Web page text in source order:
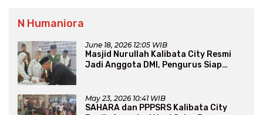
N Humaniora
June 18, 2026 12:05 WIB
Masjid Nurullah Kalibata City Resmi
Jadi Anggota DMI, Pengurus Siap
May 23, 2026 10:41 WIB
SAHARA dan PPPSRS Kalibata City